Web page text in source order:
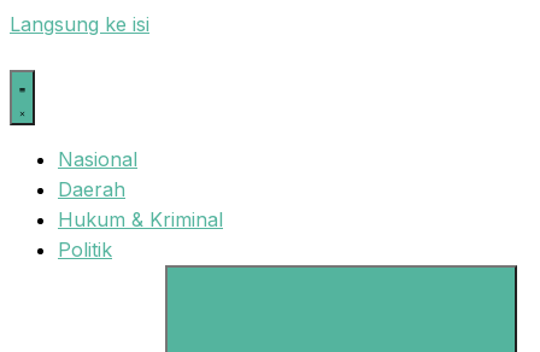
Langsung ke isi
Nasional
Daerah
Hukum & Kriminal
Politik